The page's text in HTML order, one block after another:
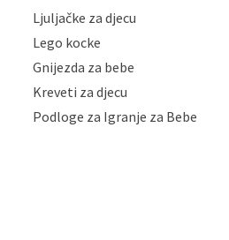
te omogućava pristup i
podataka samo onim svojim
su isti potrebni radi provedbe
zakonima. Napominjemo
u potpunosti ili djelomice,
obrade Vaših osobnih
možete podnijeti poštom na
ili e-mailom na adresu:
Ljuljačke za djecu
Lego kocke
Gnijezda za bebe
Kreveti za djecu
Podloge za Igranje za Bebe